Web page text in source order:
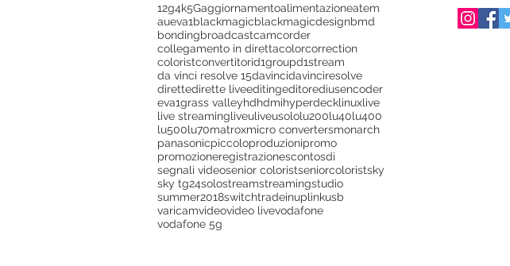
12g4k5Gaggiornamentoalimentazioneatem
aueva1blackmagicblackmagicdesignbmd
bondingbroadcastcamcorder
collegamento in direttacolorcorrection
coloristconvertitorid1groupd1stream
da vinci resolve 15davincidavinciresolve
direttedirette liveeditingeditorediusencoder
eva1grass valleyhdhdmihyperdecklinuxlive
live streamingliveuliveusololu200lu40lu400
lu500lu70matroxmicro convertersmonarch
panasonicpiccoloproduzionipromo
promozioneregistrazionescontosdi
segnali videosenior coloristseniorcoloristsky
sky tg24solostreamstreamingstudio
summer2018switchtradeinuplinkusb
varicamvideovideo livevodafone
vodafone 5g